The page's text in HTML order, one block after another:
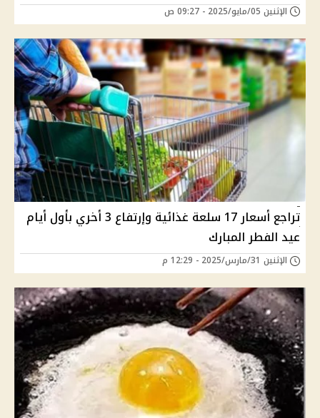
الإثنين 05/مايو/2025 - 09:27 ص
تراجع أسعار 17 سلعة غذائية وإرتفاع 3 أخري بأول أيام
عيد الفطر المبارك
الإثنين 31/مارس/2025 - 12:29 م